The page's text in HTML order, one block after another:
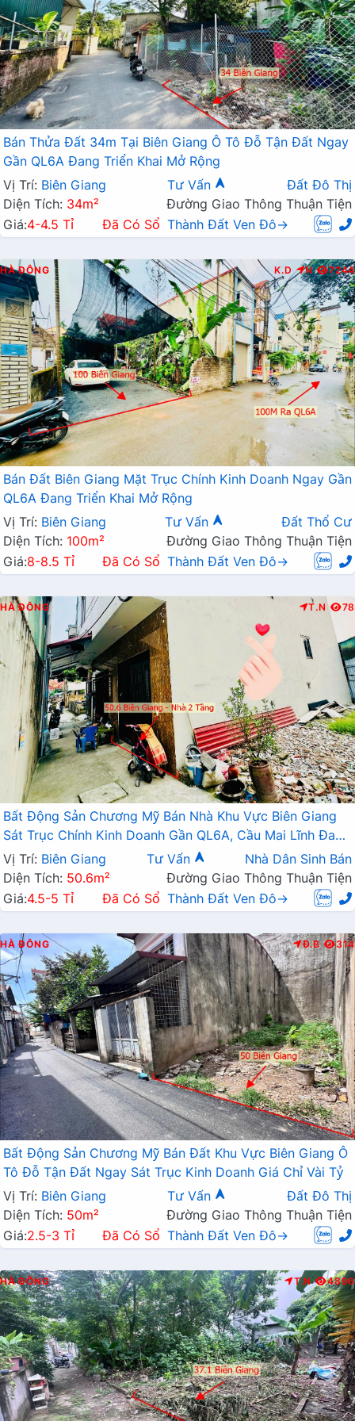
Bán Thửa Đất 34m Tại Biên Giang Ô Tô Đỗ Tận Đất Ngay
Gần QL6A Đang Triển Khai Mở Rộng
Vị Trí: Biên Giang Tư Vấn
Đất Đô Thị
Diện Tích: 34m²
Đường Giao Thông Thuận Tiện
Giá:4-4.5 Tỉ Đã Có Sổ Thành Đất Ven Đô→
HÀ ĐÔNG K.D N 7244
Bán Đất Biên Giang Mặt Trục Chính Kinh Doanh Ngay Gần
QL6A Đang Triển Khai Mở Rộng
Vị Trí: Biên Giang Tư Vấn
Đất Thổ Cư
Diện Tích: 100m²
Đường Giao Thông Thuận Tiện
Giá:8-8.5 Tỉ Đã Có Sổ Thành Đất Ven Đô→
HÀ ĐÔNG T.N 78
Bất Động Sản Chương Mỹ Bán Nhà Khu Vực Biên Giang
Sát Trục Chính Kinh Doanh Gần QL6A, Cầu Mai Lĩnh Đang
Mở Rộng
Vị Trí: Biên Giang Tư Vấn
Nhà Dân Sinh Bán
Diện Tích: 50.6m²
Đường Giao Thông Thuận Tiện
Giá:4.5-5 Tỉ Đã Có Sổ Thành Đất Ven Đô→
HÀ ĐÔNG Đ.B 314
Bất Động Sản Chương Mỹ Bán Đất Khu Vực Biên Giang Ô
Tô Đỗ Tận Đất Ngay Sát Trục Kinh Doanh Giá Chỉ Vài Tỷ
Vị Trí: Biên Giang Tư Vấn
Đất Đô Thị
Diện Tích: 50m²
Đường Giao Thông Thuận Tiện
Giá:2.5-3 Tỉ Đã Có Sổ Thành Đất Ven Đô→
HÀ ĐÔNG T.N 4896